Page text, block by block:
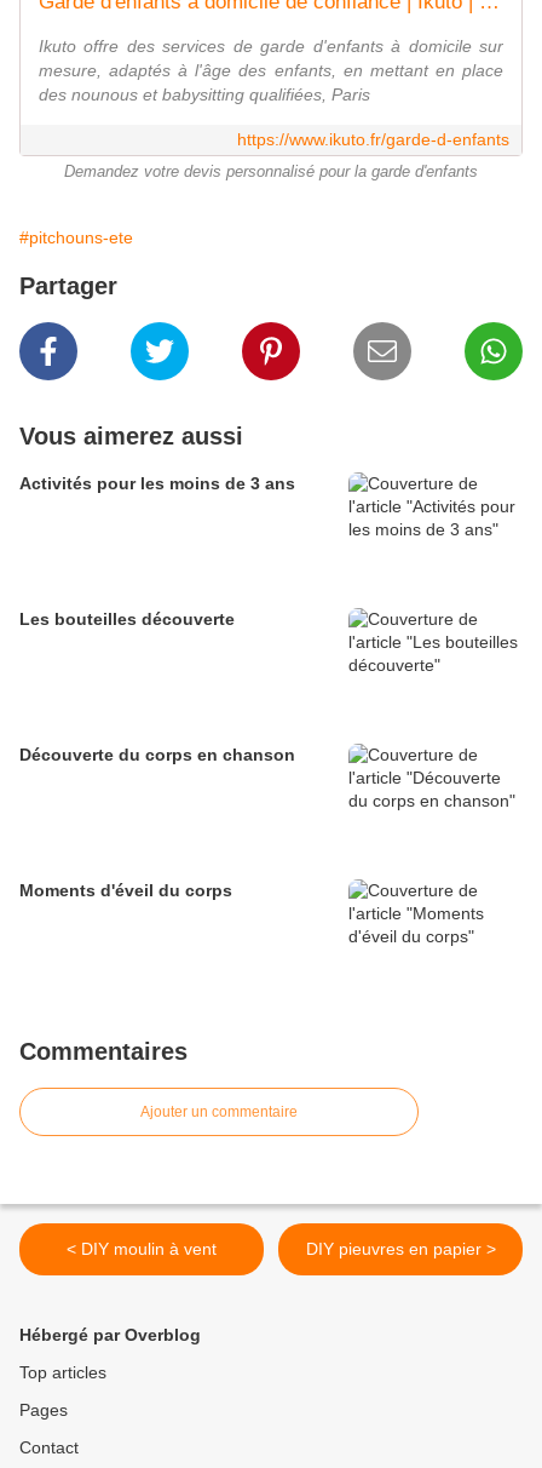
Ikuto offre des services de garde d'enfants à domicile sur
mesure, adaptés à l'âge des enfants, en mettant en place
des nounous et babysitting qualifiées, Paris
https://www.ikuto.fr/garde-d-enfants
Demandez votre devis personnalisé pour la garde d'enfants
#pitchouns-ete
Partager
Vous aimerez aussi
Activités pour les moins de 3 ans
Les bouteilles découverte
Découverte du corps en chanson
Moments d'éveil du corps
Commentaires
Ajouter un commentaire
< DIY moulin à vent DIY pieuvres en papier >
Hébergé par Overblog
Top articles
Pages
Contact